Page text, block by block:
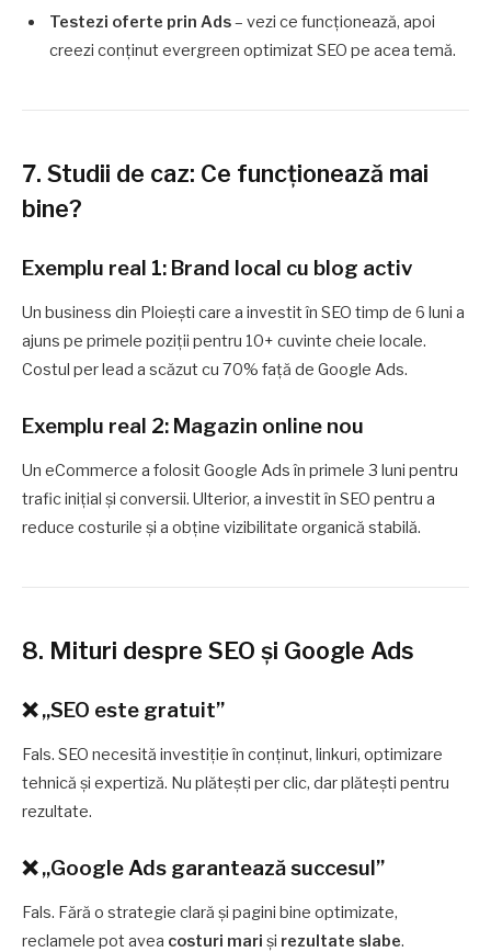
Testezi oferte prin Ads– vezi ce funcționează, apoi
creezi conținut evergreen optimizat SEO pe acea temă.
7. Studii de caz: Ce funcționează mai
bine?
Exemplu real 1: Brand local cu blog activ
Un business din Ploiești care a investit în SEO timp de 6 luni a
ajuns pe primele poziții pentru 10+ cuvinte cheie locale.
Costul per lead a scăzut cu 70% față de Google Ads.
Exemplu real 2: Magazin online nou
Un eCommerce a folosit Google Ads în primele 3 luni pentru
trafic inițial și conversii. Ulterior, a investit în SEO pentru a
reduce costurile și a obține vizibilitate organică stabilă.
8. Mituri despre SEO și Google Ads
❌ „SEO este gratuit”
Fals. SEO necesită investiție în conținut, linkuri, optimizare
tehnică și expertiză. Nu plătești per clic, dar plătești pentru
rezultate.
❌ „Google Ads garantează succesul”
Fals. Fără o strategie clară și pagini bine optimizate,
reclamele pot avea costuri mari și rezultate slabe.